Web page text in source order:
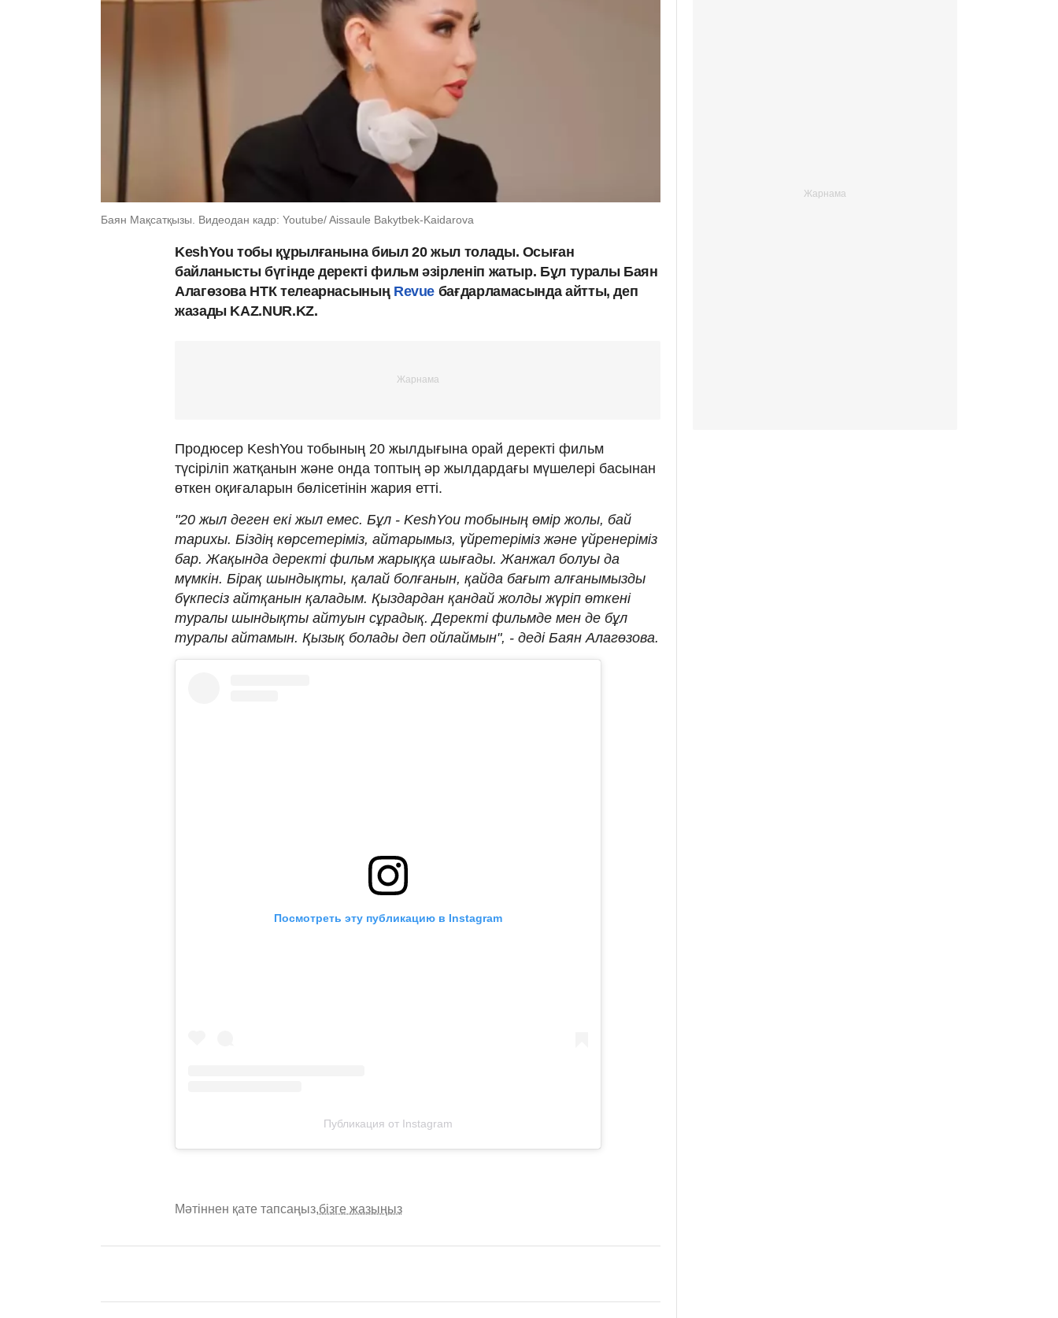
Баян Мақсатқызы. Видеодан кадр: Youtube/ Aissaule Bakytbek-Kaidarova
KeshYou тобы құрылғанына биыл 20 жыл толады. Осыған
байланысты бүгінде деректі фильм әзірленіп жатыр. Бұл туралы Баян
Алагөзова НТК телеарнасының Revue бағдарламасында айтты, деп
жазады KAZ.NUR.KZ.
Продюсер KeshYou тобының 20 жылдығына орай деректі фильм
түсіріліп жатқанын және онда топтың әр жылдардағы мүшелері басынан
өткен оқиғаларын бөлісетінін жария етті.
"20 жыл деген екі жыл емес. Бұл - KeshYou тобының өмір жолы, бай
тарихы. Біздің көрсетеріміз, айтарымыз, үйретеріміз және үйренеріміз
бар. Жақында деректі фильм жарыққа шығады. Жанжал болуы да
мүмкін. Бірақ шындықты, қалай болғанын, қайда бағыт алғанымызды
бүкпесіз айтқанын қаладым. Қыздардан қандай жолды жүріп өткені
туралы шындықты айтуын сұрадық. Деректі фильмде мен де бұл
туралы айтамын. Қызық болады деп ойлаймын", - деді Баян Алагөзова.
Посмотреть эту публикацию в Instagram
Публикация от Instagram
Мәтіннен қате тапсаңыз,бізге жазыңыз